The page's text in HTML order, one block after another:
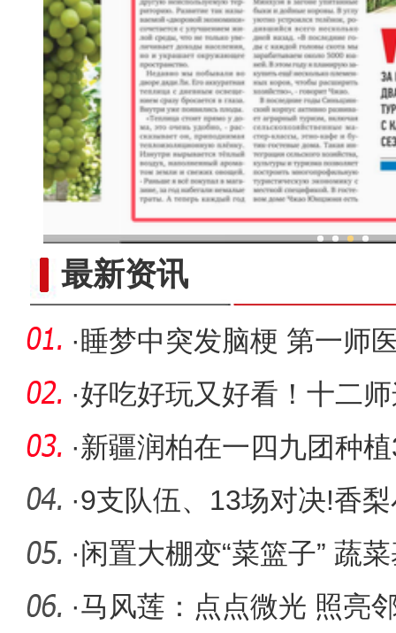
最新资讯
·睡梦中突发脑梗 第一师
题
·好吃好玩又好看！十二
·新疆润柏在一四九团种
喜迎丰收
·9支队伍、13场对决!香梨
幕
·闲置大棚变“菜篮子” 蔬
·马风莲：点点微光 照亮